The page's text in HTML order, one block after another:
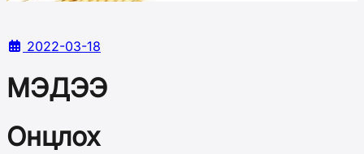
2022-03-18
МЭДЭЭ
Онцлох